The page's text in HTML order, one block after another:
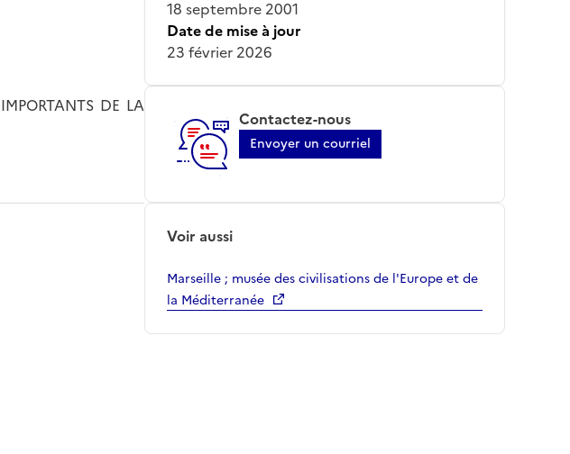
DE LA
18 septembre 2001
Date de mise à jour
23 février 2026
Contactez-nous
Envoyer un courriel
Voir aussi
Marseille ; musée des civilisations de l'Europe et de
la Méditerranée